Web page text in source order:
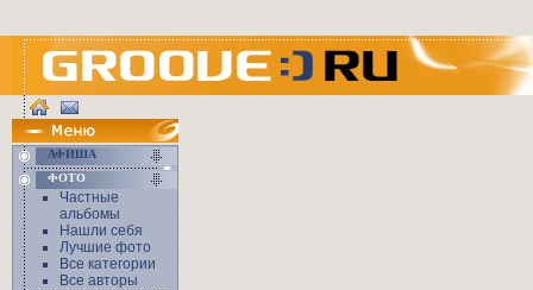
АФИША
ФОТО
Частные
альбомы
Нашли себя
Лучшие фото
Все категории
Все авторы